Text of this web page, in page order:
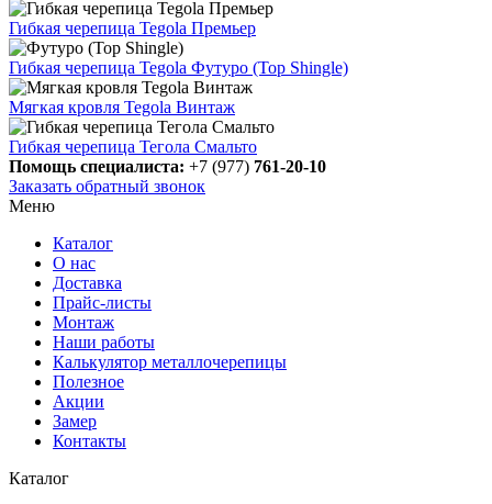
Гибкая черепица Tegola Премьер
Гибкая черепица Tegola Футуро (Top Shingle)
Мягкая кровля Tegola Винтаж
Гибкая черепица Тегола Смальто
Помощь специалиста: +7 (977) 761-20-10
Заказать обратный звонок
Меню
Каталог
О нас
Доставка
Прайс-листы
Монтаж
Наши работы
Калькулятор металлочерепицы
Полезное
Акции
Замер
Контакты
Каталог